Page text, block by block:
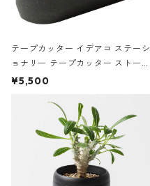
テープカッター イデアコ ステーシ
ョナリー テープカッター ストーン
サンドカラー 石調 ideaco Station
¥5,500